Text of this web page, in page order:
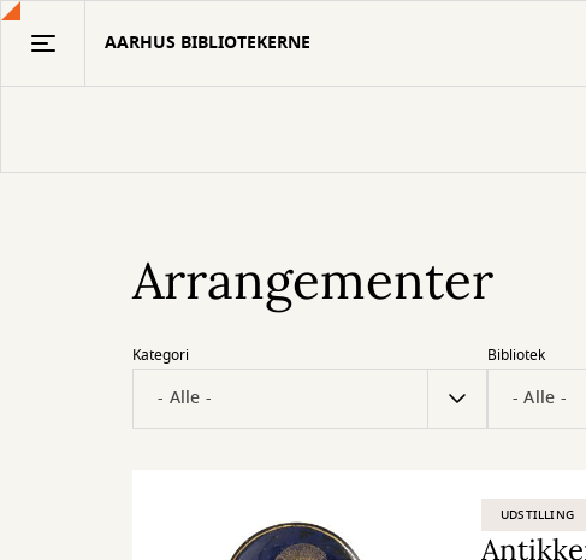
Gå
AARHUS BIBLIOTEKERNE
Arrangementer
Kategori Bibliotek
UDSTILLING